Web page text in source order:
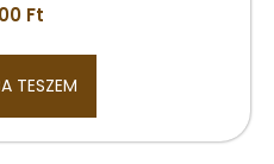
Ft
TESZEM